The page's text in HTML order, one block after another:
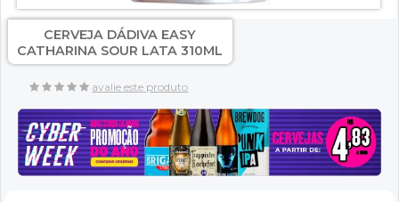
CERVEJA DÁDIVA EASY
CATHARINA SOUR LATA 310ML
avalie este produto